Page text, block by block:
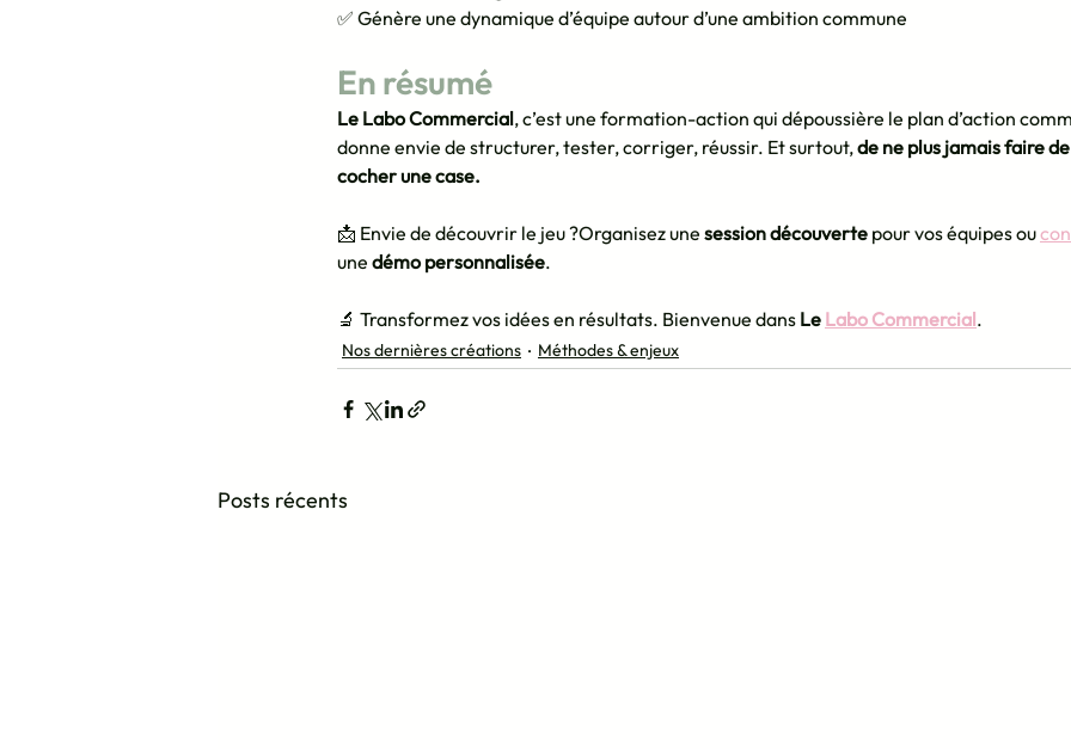
✅ Génère une dynamique d’équipe autour d’une ambition commune
En résumé
Le Labo Commercial, c’est une formation-action qui dépoussière le plan d’action
donne envie de structurer, tester, corriger, réussir. Et surtout, de ne plus jamais faire
cocher une case.
📩 Envie de découvrir le jeu ?Organisez une session découverte pour vos équipes ou
une démo personnalisée.
🔬 Transformez vos idées en résultats. Bienvenue dans Le Labo Commercial.
Nos dernières créations Méthodes & enjeux
Posts récents